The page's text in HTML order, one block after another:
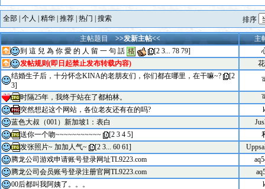
全部 个人 精华 推荐 热门 搜索 排序
主帖题目 >>发新主帖<<
主
到 這 兒 為 你 愛 的 人 留 一 句 話
[2 3... 78 79]
发帖规则(即日起禁止发布转载内容)
结婚生子后，十分怀念KINA的老朋友们，你们都在哪里，在干嘛~?
[2
3]
时隔25年，我终于站在了都柏林。
突然想起这个网站，各位老友还有在的吗?
蓝色大叔（001）新加坡1：表白
送你一个吻~~~~~~~~~~~
[2 3 4 5]
发张照片~ 加加人气~
[2 3... 60 61]
腾龙公司游戏申请账号登录网址TL9223.com
腾龙公司会员账号登录注册官网TL9223.com
00后都叫我阿姨了。。。